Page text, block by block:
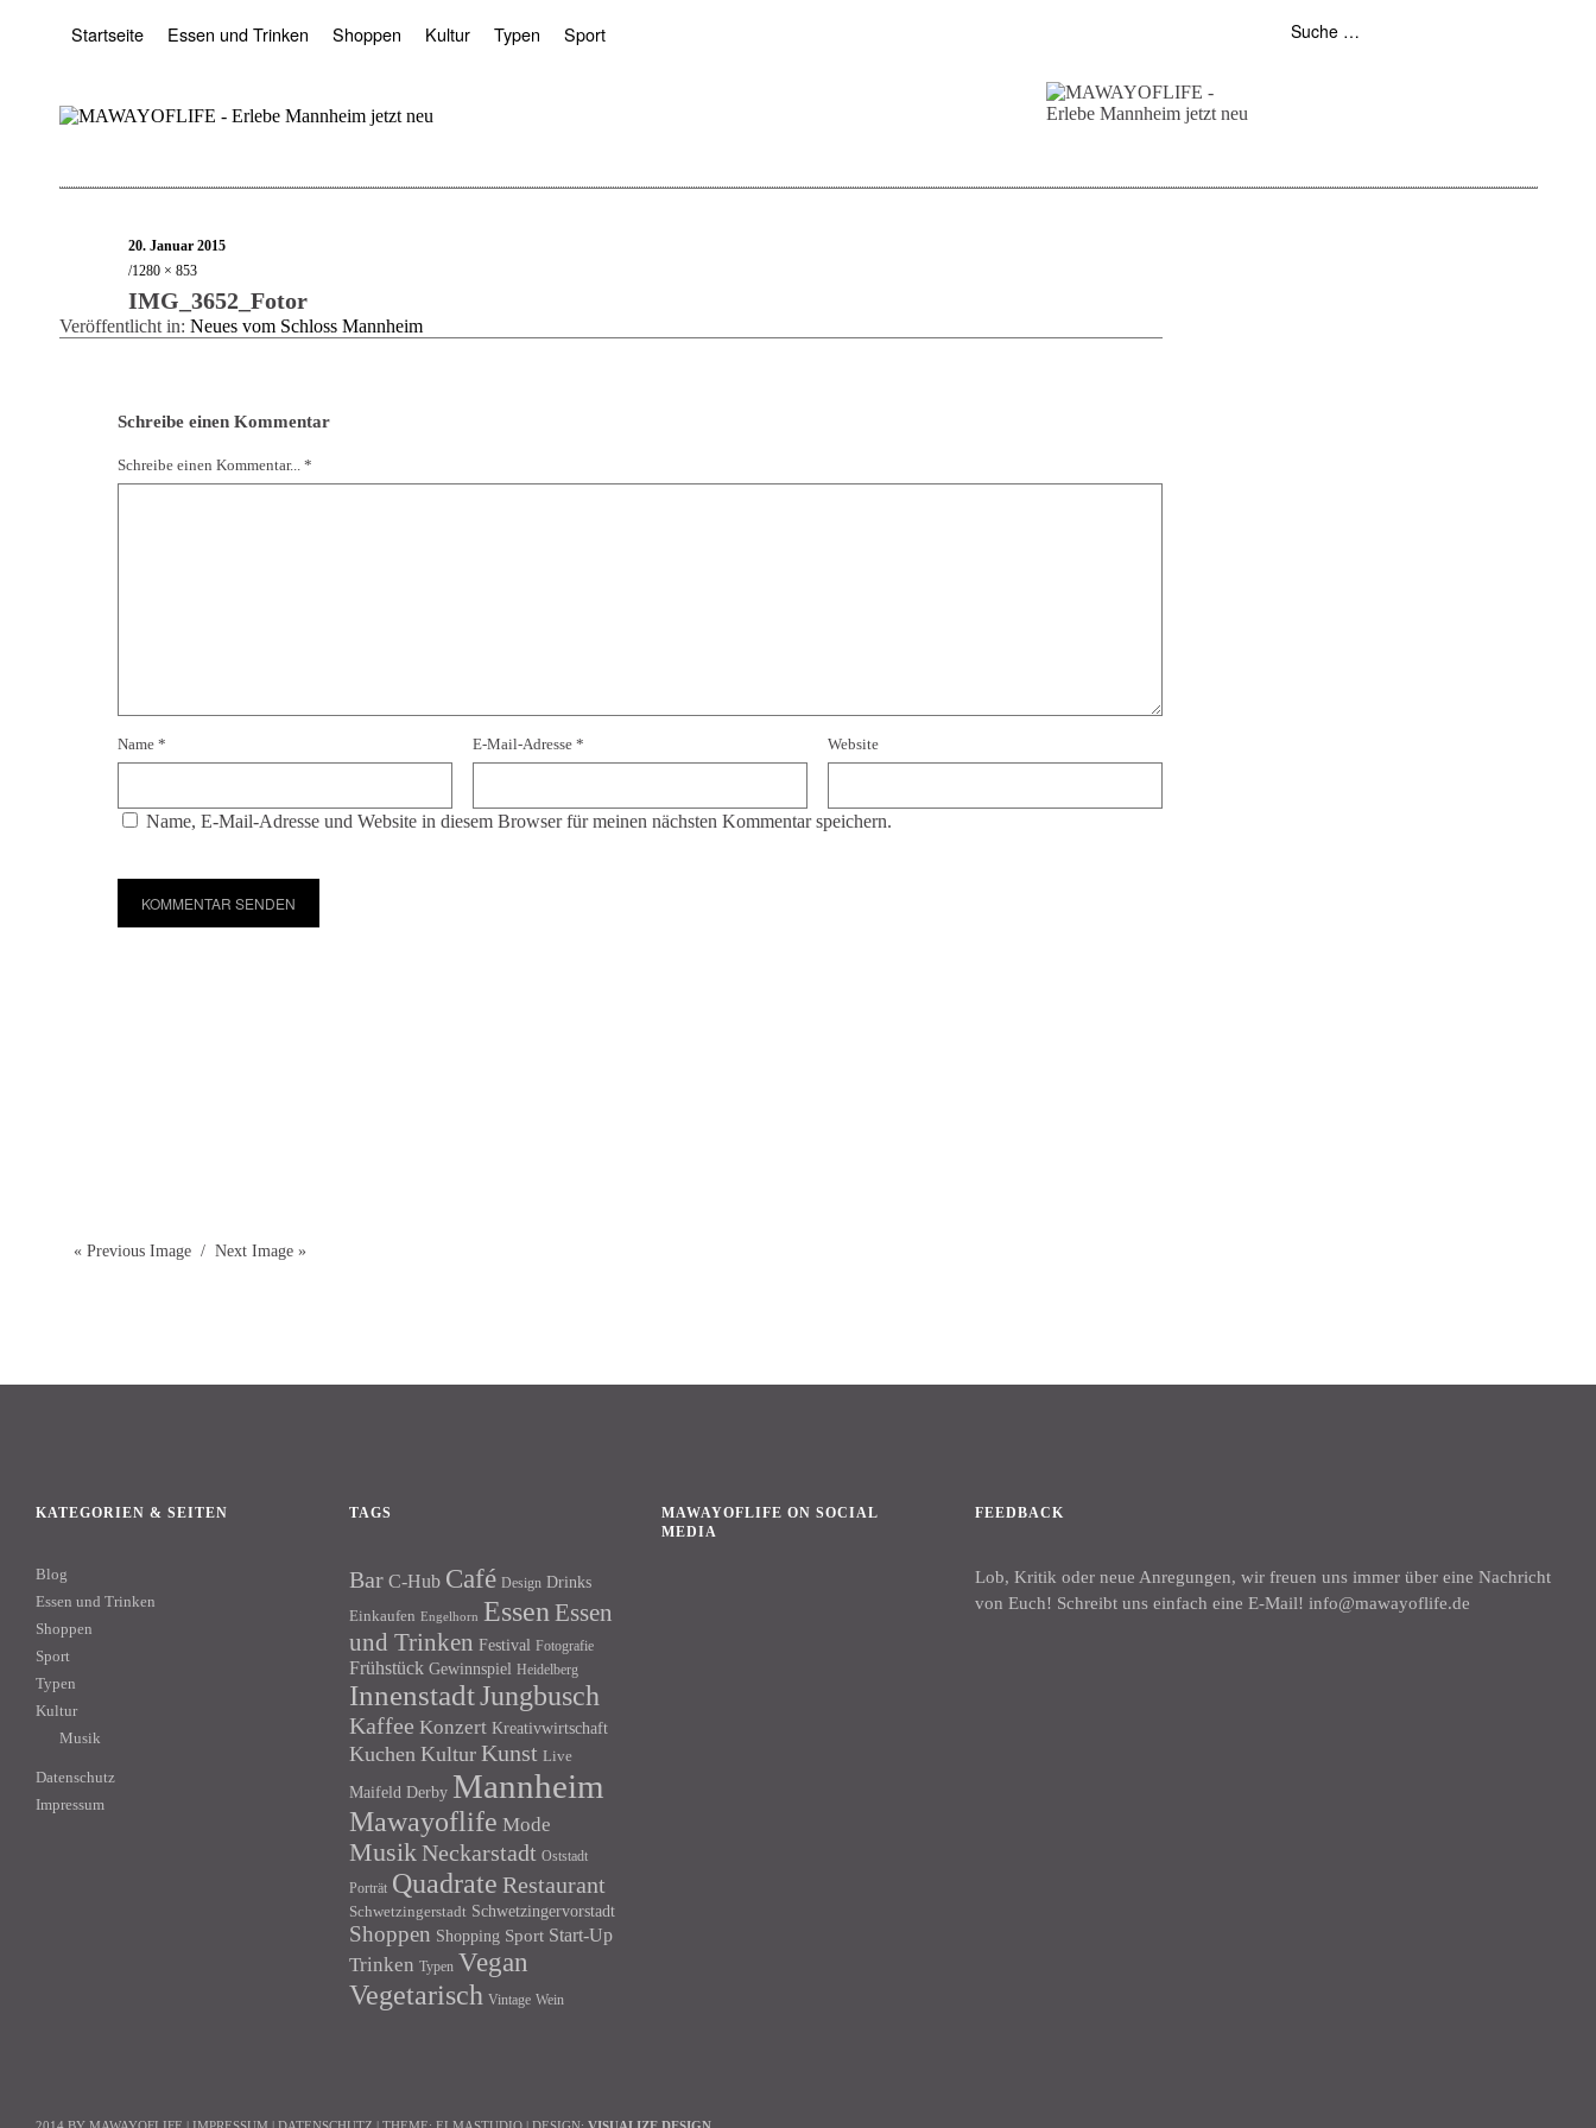
Startseite Essen und Trinken Shoppen Kultur Typen Sport
20. Januar 2015
1280 × 853
IMG_3652_Fotor
Veröffentlicht in: Neues vom Schloss Mannheim
Schreibe einen Kommentar
Schreibe einen Kommentar... *
Name* E-Mail-Adresse* Website
Name, E-Mail-Adresse und Website in diesem Browser für meinen nächsten Kommentar speichern.
« Previous Image Next Image »
KATEGORIEN & SEITEN
Blog
Essen und Trinken
Shoppen
Sport
Typen
Kultur
Musik
Datenschutz
Impressum
TAGS
Bar C-Hub Café Design Drinks
Einkaufen Engelhorn Essen Essen
und Trinken Festival Fotografie
Frühstück Gewinnspiel Heidelberg
InnenstadtJungbusch
Kaffee Konzert Kreativwirtschaft
Kuchen Kultur Kunst Live
Maifeld Derby Mannheim
Mawayoflife Mode
MusikNeckarstadt Oststadt
Porträt Quadrate Restaurant
Schwetzingerstadt Schwetzingervorstadt
Shoppen Shopping Sport Start-Up
Trinken Typen Vegan
Vegetarisch Vintage Wein
MAWAYOFLIFE ON SOCIAL
MEDIA
FEEDBACK
Lob, Kritik oder neue Anregungen, wir freuen uns immer über eine Nachricht
von Euch! Schreibt uns einfach eine E-Mail! info@mawayoflife.de